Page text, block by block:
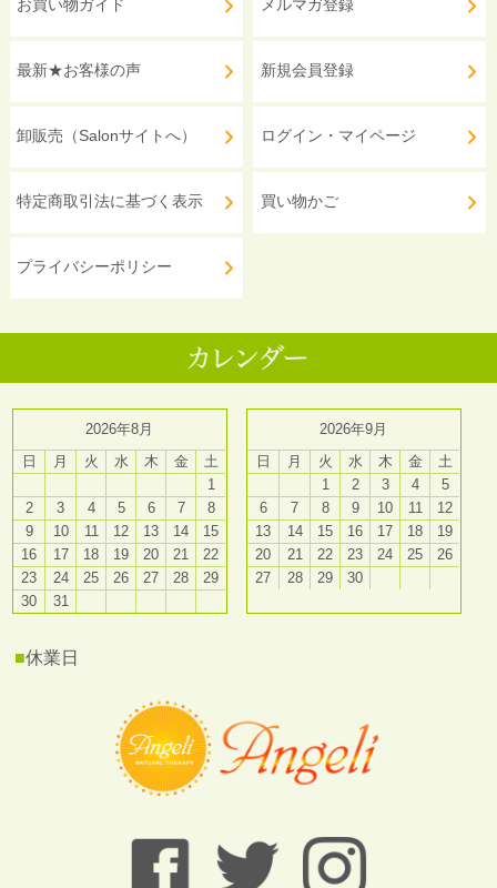
お買い物ガイド
最新★お客様の声
卸販売（Salonサイトへ）
特定商取引法に基づく表示
プライバシーポリシー
メルマガ登録
新規会員登録
ログイン・マイページ
買い物かご
2026年8月
日
月 火 水 木 金
土
1
2
3 4 5 6 7
8
9
10 11 12 13 14
15
16
17 18 19 20 21
22
23
24 25 26 27 28
29
30
31
2026年9月
日
月 火 水 木 金
土
1
2 3 4
5
6
7 8 9 10 11
12
13
14 15 16 17 18
19
20
21 22 23 24 25
26
27
28 29 30
■休業日